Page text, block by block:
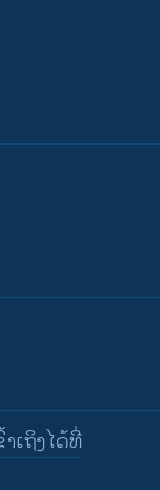
ເຖິງໄດ້ທີ່